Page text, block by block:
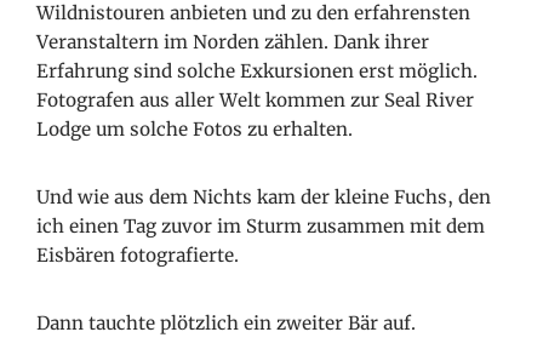
Wildnistouren anbietenund zu den erfahrensten
Veranstaltern im Norden zählen. Dank ihrer
Erfahrung sind solche Exkursionen erst möglich.
Fotografen aus aller Welt kommen zur Seal River
Lodge um solche Fotos zu erhalten.
Und wie aus dem Nichts kam der kleine Fuchs, den
ich einen Tag zuvor im Sturm zusammen mit dem
Eisbären fotografierte.
Dann tauchte plötzlich ein zweiter Bär auf.